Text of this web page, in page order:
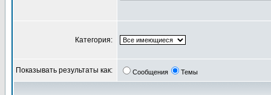
Категория:
Показывать результаты как: Сообщения Темы